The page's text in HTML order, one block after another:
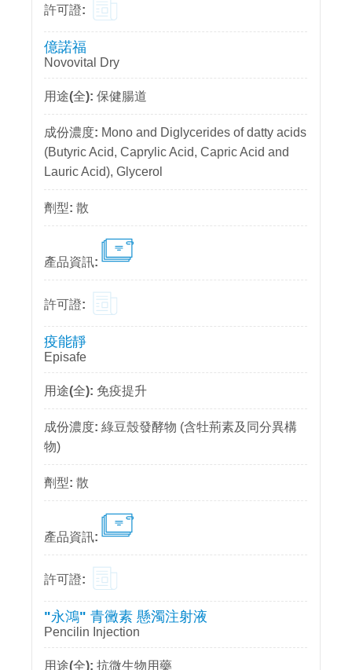
億諾福
Novovital Dry
保健腸道
Mono and Diglycerides of datty acids
(Butyric Acid, Caprylic Acid, Capric Acid and
Lauric Acid), Glycerol
散
疫能靜
Episafe
免疫提升
綠豆殼發酵物 (含牡荊素及同分異構
物)
散
"永鴻" 青黴素 懸濁注射液
Pencilin Injection
抗微生物用藥